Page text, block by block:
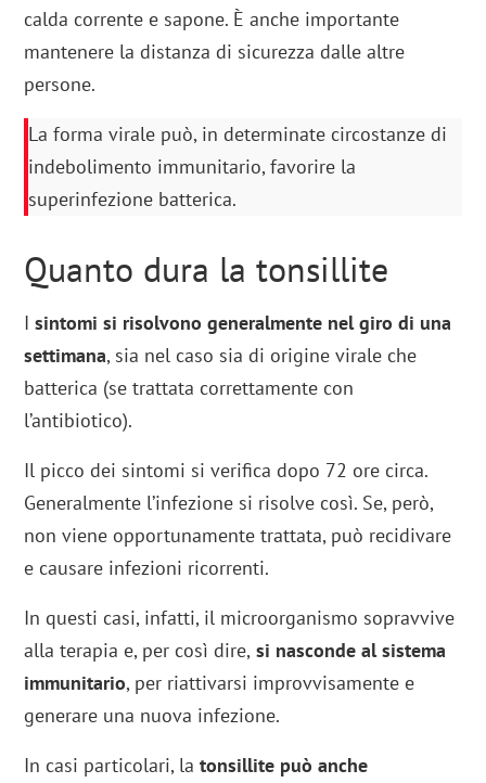
calda corrente e sapone. È anche importante
mantenere la distanza di sicurezza dalle altre
persone.
La forma virale può, in determinate circostanze di
indebolimento immunitario, favorire la
superinfezione batterica.
Quanto dura la tonsillite
I sintomi si risolvono generalmente nel giro di una
settimana, sia nel caso sia di origine virale che
batterica (se trattata correttamente con
l’antibiotico).
Il picco dei sintomi si verifica dopo 72 ore circa.
Generalmente l’infezione si risolve così. Se, però,
non viene opportunamente trattata, può recidivare
e causare infezioni ricorrenti.
In questi casi, infatti, il microorganismo sopravvive
alla terapia e, per così dire, si nasconde al sistema
immunitario, per riattivarsi improvvisamente e
generare una nuova infezione.
In casi particolari, latonsillite può anche